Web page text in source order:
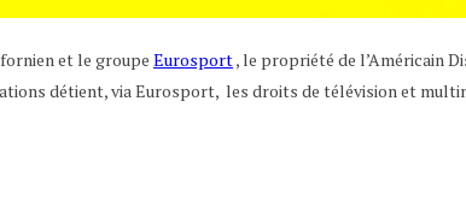
et le groupe Eurosport, le propriété de l’Américain
détient, via Eurosport, les droits de télévision et